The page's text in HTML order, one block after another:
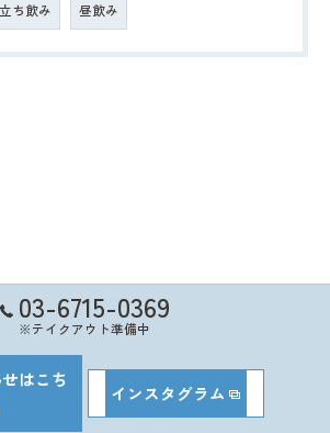
立ち飲み 昼飲み
03-6715-0369
※テイクアウト準備中
はこち
インスタグラム